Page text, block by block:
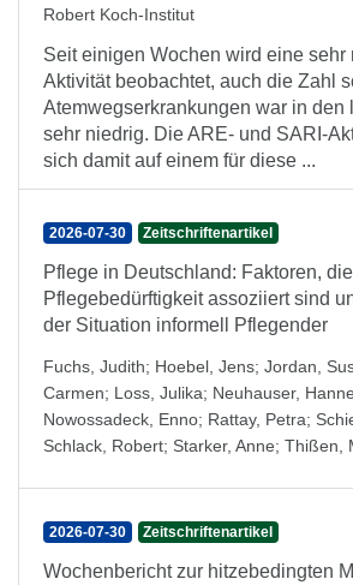
Robert Koch-Institut
Seit einigen Wochen wird eine sehr
Aktivität beobachtet, auch die Zahl
Atemwegserkrankungen war in den
sehr niedrig. Die ARE- und SARI-
sich damit auf einem für diese ...
2026-07-30 Zeitschriftenartikel
Pflege in Deutschland: Faktoren,
Pflegebedürftigkeit assoziiert sind
der Situation informell Pflegender
Fuchs, Judith; Hoebel, Jens; Jordan,
Carmen; Loss, Julika; Neuhauser,
Nowossadeck, Enno; Rattay, Petra;
Schlack, Robert; Starker, Anne; Thißen,
2026-07-30 Zeitschriftenartikel
Wochenbericht zur hitzebedingten